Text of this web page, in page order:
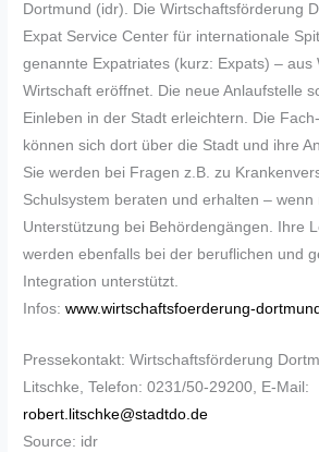
Dortmund (idr). Die Wirtschaftsförderung
Expat Service Center für internationale
genannte Expatriates (kurz: Expats) – aus
Wirtschaft eröffnet. Die neue Anlaufstelle
Einleben in der Stadt erleichtern. Die
können sich dort über die Stadt und ihre
Sie werden bei Fragen z.B. zu
Schulsystem beraten und erhalten – wenn
Unterstützung bei Behördengängen. Ihre
werden ebenfalls bei der beruflichen und
Integration unterstützt.
Infos:www.wirtschaftsfoerderung-
Pressekontakt: Wirtschaftsförderung
Litschke, Telefon: 0231/50-29200, E-Mail:
robert.litschke@stadtdo.de
Source: idr